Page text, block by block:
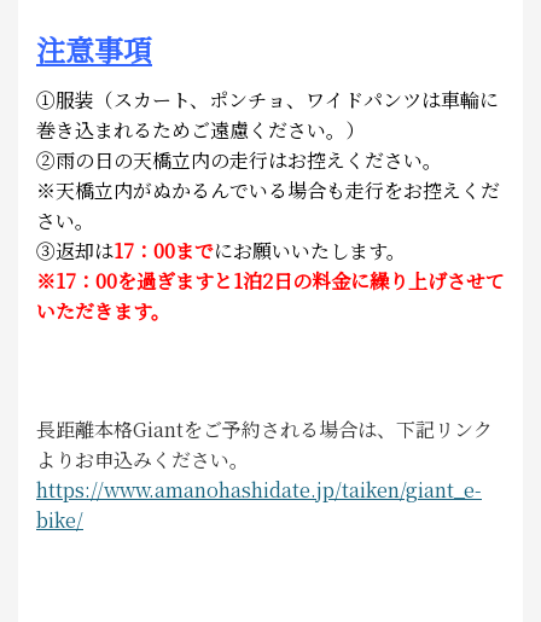
注意事項
①服装（スカート、ポンチョ、ワイドパンツは車輪に
巻き込まれるためご遠慮ください。）
②雨の日の天橋立内の走行はお控えください。
※天橋立内がぬかるんでいる場合も走行をお控えくだ
さい。
③返却は17：00までにお願いいたします。
※17：00を過ぎますと1泊2日の料金に繰り上げさせて
いただきます。
長距離本格Giantをご予約される場合は、下記リンク
よりお申込みください。
https://www.amanohashidate.jp/taiken/giant_e-
bike/